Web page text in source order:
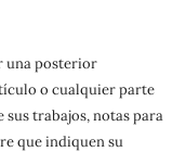
una posterior
o cualquier parte
trabajos, notas para
que indiquen su